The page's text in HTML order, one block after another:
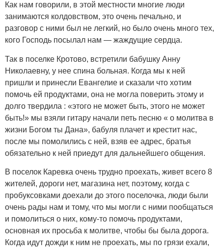
Как нам говорили, в этой местности многие люди
занимаются колдовством, это очень печально, и
разговор с ними был не легкий, но было очень много тех,
кого Господь посылал нам — жаждущие сердца.
Так в поселке Кротово, встретили бабушку Анну
Николаевну, у нее спина больная. Когда мы к ней
пришли и принесли Евангелие и сказали что хотим
помочь ей продуктами, она не могла поверить этому и
долго твердила : «этого не может быть, этого не может
быть!» мы взяли гитару начали петь песню « о молитва в
жизни Богом ты Дана», бабуля плачет и крестит нас,
после мы помолились с ней, взяв ее адрес, братья
обязательно к ней приедут для дальнейшего общения.
В поселок Каревка очень трудно проехать, живет всего 8
жителей, дороги нет, магазина нет, поэтому, когда с
пробуксовками доехали до этого поселочка, люди были
очень рады нам и тому, что мы могли с ними пообщаться
и помолиться о них, кому-то помочь продуктами,
основная их просьба к молитве, чтобы бы была дорога.
Когда идут дожди к ним не проехать, мы по грязи ехали,